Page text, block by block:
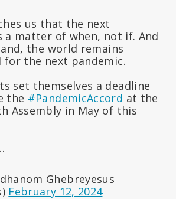
us that the next
a matter of when, not if. And
the world remains
for the next pandemic.
set themselves a deadline
the #PandemicAccord at the
Assembly in May of this
Ghebreyesus
February 12, 2024